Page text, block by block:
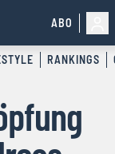
ABO
RANKINGS